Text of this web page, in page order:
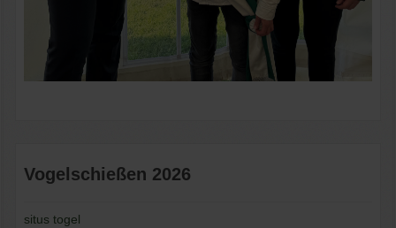
Vogelschießen 2026
situs togel